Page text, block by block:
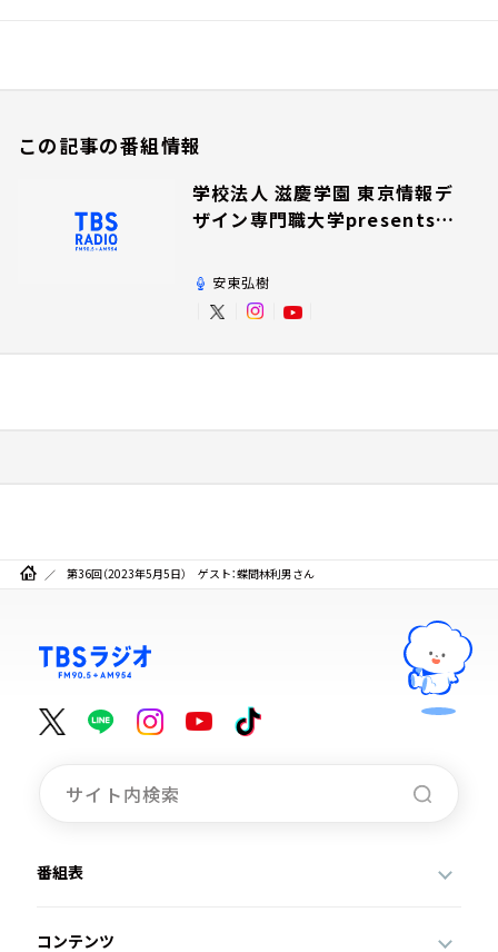
この記事の番組情報
学校法人 滋慶学園 東京情報デ
ザイン専門職大学presents夢
安東弘樹
第36回（2023年5月5日） ゲスト：蝶間林利男さん
番組表
コンテンツ